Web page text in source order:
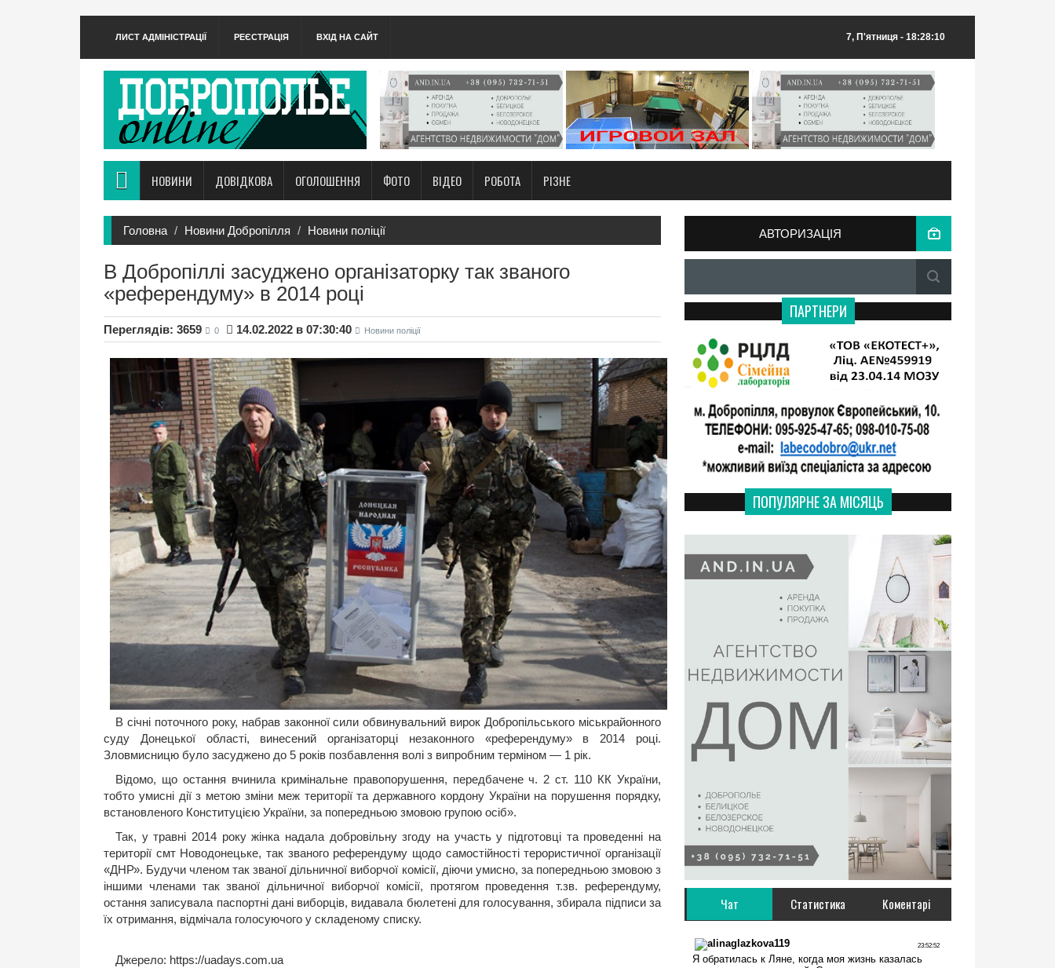
ЛИСТ АДМІНІСТРАЦІЇ РЕЄСТРАЦІЯ ВХІД НА САЙТ 7, П'ятниця - 18:28:10
НОВИНИ ДОВІДКОВА ОГОЛОШЕННЯ ФОТО ВІДЕО РОБОТА РІЗНЕ
Головна Новини Добропілля Новини поліції
В Добропіллі засуджено організаторку так званого
«референдуму» в 2014 році
Переглядів: 3659 0 14.02.2022 в 07:30:40 Новини поліції
В січні поточного року, набрав законної сили обвинувальний вирок Добропільського міськрайонного
суду Донецької області, винесений організаторці незаконного «референдуму» в 2014 році.
Зловмисницю було засуджено до 5 років позбавлення волі з випробним терміном — 1 рік.
Відомо, що остання вчинила кримінальне правопорушення, передбачене ч. 2 ст. 110 КК України,
тобто умисні дії з метою зміни меж території та державного кордону України на порушення порядку,
встановленого Конституцією України, за попередньою змовою групою осіб».
Так, у травні 2014 року жінка надала добровільну згоду на участь у підготовці та проведенні на
території смт Новодонецьке, так званого референдуму щодо самостійності терористичної організації
«ДНР». Будучи членом так званої дільничної виборчої комісії, діючи умисно, за попередньою змовою з
іншими членами так званої дільничної виборчої комісії, протягом проведення т.зв. референдуму,
остання записувала паспортні дані виборців, видавала бюлетені для голосування, збирала підписи за
їх отримання, відмічала голосуючого у складеному списку.
Джерело: https://uadays.com.ua
АВТОРИЗАЦІЯ
ПАРТНЕРИ
ПОПУЛЯРНЕ ЗА МІСЯЦЬ
Чат Статистика Коментарі